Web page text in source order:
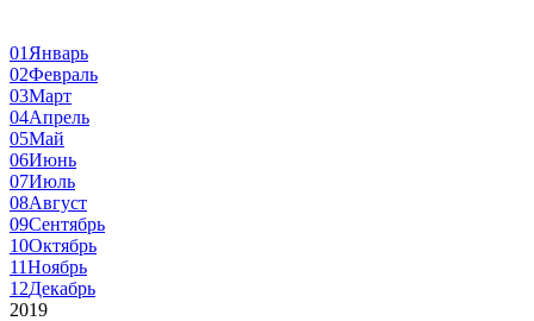
01 Январь
02Февраль
03Март
04Апрель
05Май
06Июнь
07Июль
08Август
09Сентябрь
10Октябрь
11Ноябрь
12Декабрь
2019